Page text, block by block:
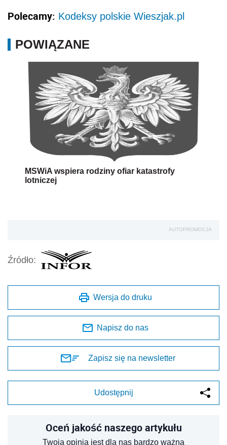
Polecamy: Kodeksy polskie Wieszjak.pl
POWIĄZANE
MSWiA wspiera rodziny ofiar katastrofy
lotniczej
AUTOPROMOCJA
Źródło:
Wersja do druku
Napisz do nas
Zapisz się na newsletter
Udostępnij
Oceń jakość naszego artykułu
Twoja opinia jest dla nas bardzo ważna